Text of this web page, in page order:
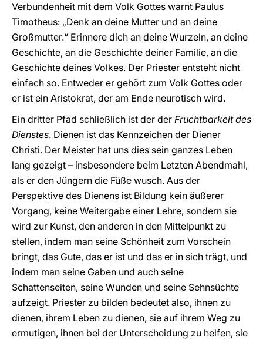
Verbundenheit mit dem Volk Gottes warnt Paulus
Timotheus: „Denk an deine Mutter und an deine
Großmutter.“ Erinnere dich an deine Wurzeln, an deine
Geschichte, an die Geschichte deiner Familie, an die
Geschichte deines Volkes. Der Priester entsteht nicht
einfach so. Entweder er gehört zum Volk Gottes oder
er ist ein Aristokrat, der am Ende neurotisch wird.
Ein dritter Pfad schließlich ist der der Fruchtbarkeit des
Dienstes. Dienen ist das Kennzeichen der Diener
Christi. Der Meister hat uns dies sein ganzes Leben
lang gezeigt – insbesondere beim Letzten Abendmahl,
als er den Jüngern die Füße wusch. Aus der
Perspektive des Dienens ist Bildung kein äußerer
Vorgang, keine Weitergabe einer Lehre, sondern sie
wird zur Kunst, den anderen in den Mittelpunkt zu
stellen, indem man seine Schönheit zum Vorschein
bringt, das Gute, das er ist und das er in sich trägt, und
indem man seine Gaben und auch seine
Schattenseiten, seine Wunden und seine Sehnsüchte
aufzeigt. Priester zu bilden bedeutet also, ihnen zu
dienen, ihrem Leben zu dienen, sie auf ihrem Weg zu
ermutigen, ihnen bei der Unterscheidung zu helfen, sie